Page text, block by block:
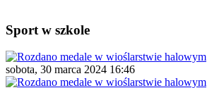
Sport w szkole
sobota, 30 marca 2024 16:46